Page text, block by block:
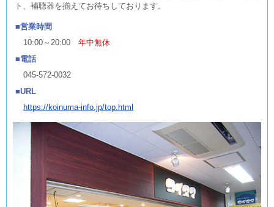
ト、補聴器を揃えてお待ちしております。
営業時間
10:00～20:00 年中無休
電話
045-572-0032
URL
https://koinuma-info.jp/top.html